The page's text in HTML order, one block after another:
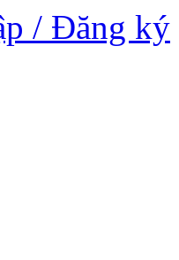
/ Đăng ký